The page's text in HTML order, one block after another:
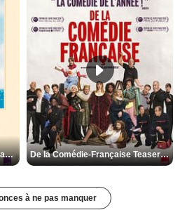
Les Matins merveilleux Bande-annonce VF De la Comédie-Française Teaser VF
à ne pas manquer